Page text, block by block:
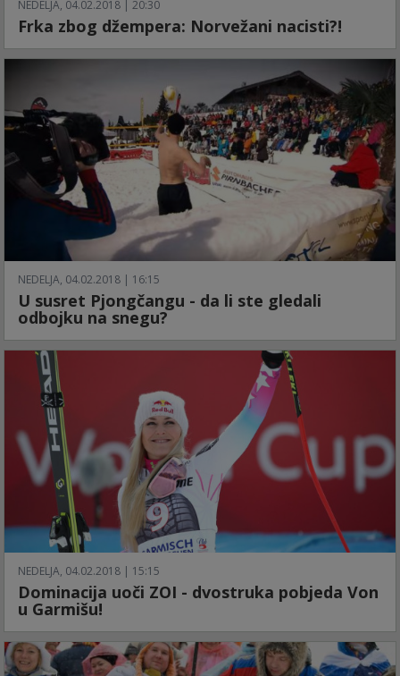
NEDELJA, 04.02.2018 | 20:30
Frka zbog džempera: Norvežani nacisti?!
NEDELJA, 04.02.2018 | 16:15
U susret Pjongčangu - da li ste gledali
odbojku na snegu?
NEDELJA, 04.02.2018 | 15:15
Dominacija uoči ZOI - dvostruka pobjeda Von
u Garmišu!